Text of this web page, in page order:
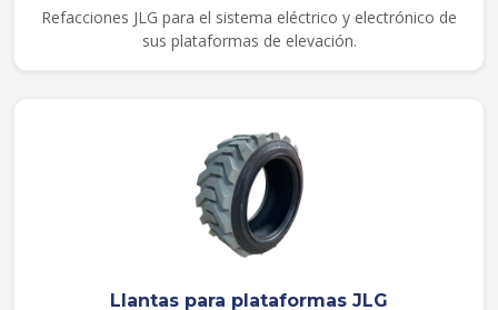
Refacciones JLG para el sistema eléctrico y electrónico de
sus plataformas de elevación.
Llantas para plataformas JLG